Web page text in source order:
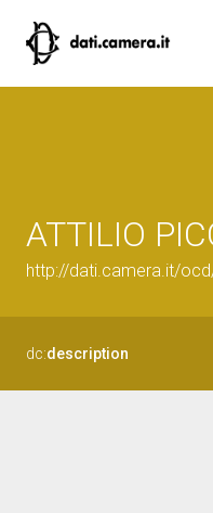
ATTILIO
http://dati.camera.it/
dc:description